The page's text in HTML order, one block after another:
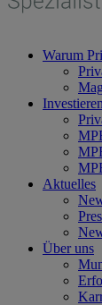
Warum
Investieren
Aktuelles
Über uns